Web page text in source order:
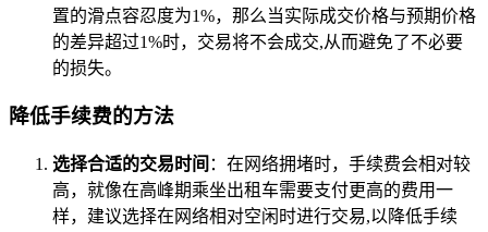
置的滑点容忍度为1%，那么当实际成交价格与预期价格
的差异超过1%时，交易将不会成交,从而避免了不必要
的损失。
降低手续费的方法
选择合适的交易时间 ：在网络拥堵时，手续费会相对较
高，就像在高峰期乘坐出租车需要支付更高的费用一
样，建议选择在网络相对空闲时进行交易,以降低手续